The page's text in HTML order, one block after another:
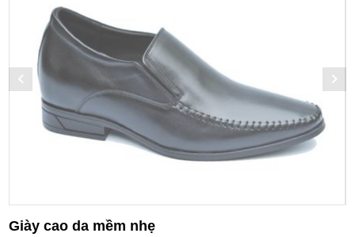
Giày cao da mềm nhẹ